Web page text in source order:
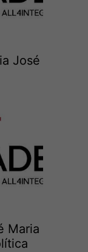
José
Maria